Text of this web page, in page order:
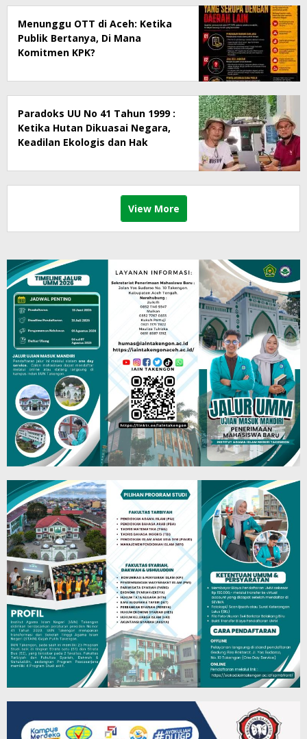
Menunggu OTT di Aceh: Ketika
Publik Bertanya, Di Mana
Komitmen KPK?
Paradoks UU No 41 Tahun 1999 :
Ketika Hutan Dikuasai Negara,
Keadilan Ekologis dan Hak
View More